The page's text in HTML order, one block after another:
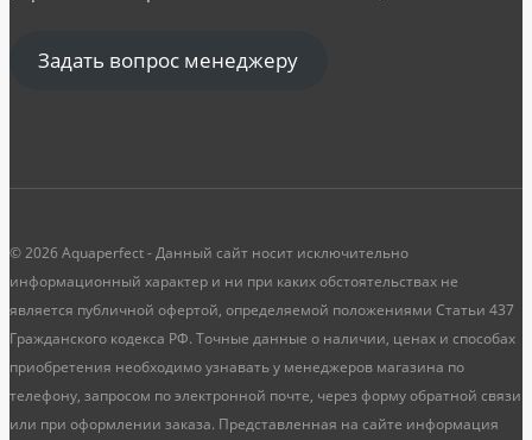
Задать вопрос менеджеру
© 2026 Aquaperfect - Данный сайт носит исключительно
информационный характер и ни при каких обстоятельствах не
является публичной офертой, определяемой положениями Статьи 437
Гражданского кодекса РФ. Точные данные о наличии, ценах и способах
приобретения необходимо узнавать у менеджеров магазина по
телефону, запросом по электронной почте, через форму обратной связи
или при оформлении заказа. Представленная на сайте информация